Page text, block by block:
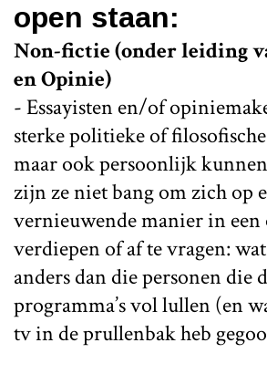
open staan:
Non-fictie (onder leiding
en Opinie)
- Essayisten en/of
sterke politieke of
maar ook persoonlijk
zijn ze niet bang om zich op
vernieuwende manier in
verdiepen of af te vragen:
anders dan die personen die
programma’s vol lullen (en
tv in de prullenbak heb